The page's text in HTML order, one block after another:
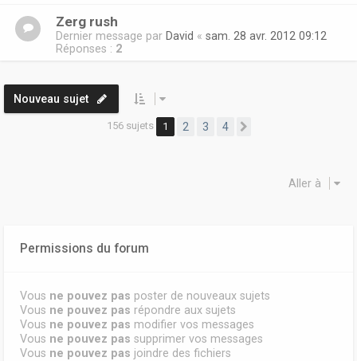
Zerg rush
Dernier message par David « sam. 28 avr. 2012 09:12
Réponses : 2
Nouveau sujet
156 sujets 1 2 3 4
Aller à
Permissions du forum
Vous ne pouvez pas poster de nouveaux sujets
Vous ne pouvez pas répondre aux sujets
Vous ne pouvez pas modifier vos messages
Vous ne pouvez pas supprimer vos messages
Vous ne pouvez pas joindre des fichiers